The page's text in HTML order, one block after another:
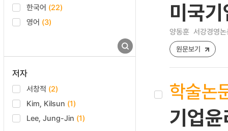
한국어 (22)
영어 (3)
저자
서창적 (2)
Kim, Kilsun (1)
Lee, Jung-Jin (1)
미국
양동훈 서강경영
원문보기
학술논
기업